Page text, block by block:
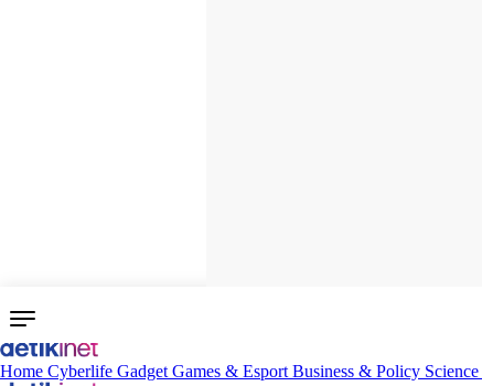
Home Cyberlife Gadget Games & Esport Business & Policy Science